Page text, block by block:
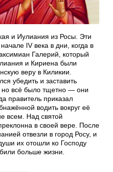
и Иулиания из Росы. Эти
IV века в дни, когда в
Галерий, который
и Кириена были
веру в Киликии.
убедить и заставить
но всё было тщетно — они
правитель приказал
водить вокруг её
всем. Над святой
в своей вере. После
отвезли в город Росу, и
их отошли ко Господу
больше жизни.